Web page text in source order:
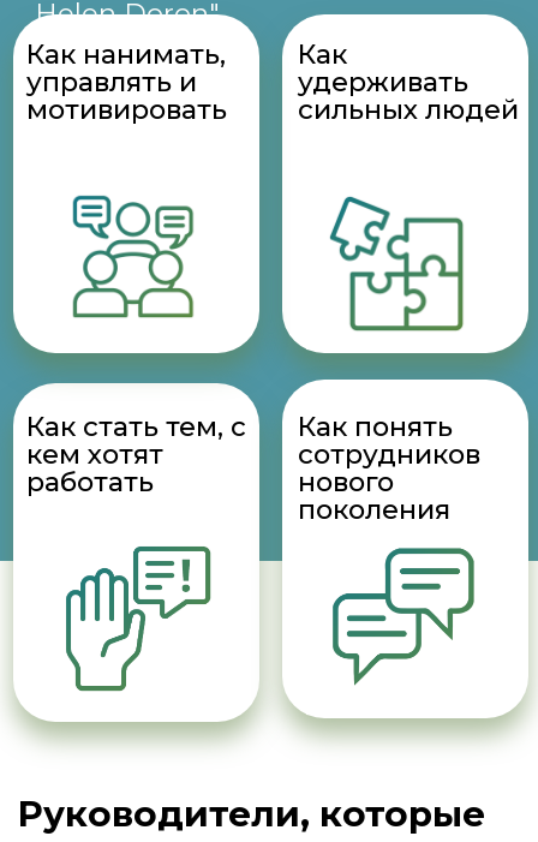
Руководители, которые
НЕ задумываются над
созданием системы
удержанием и найма
сильных сотрудников:
Вынуждены сталкиваться
с постоянной текучкой
кадров
Вовлечены в бизнес,
потому что приходится
новичков
Не растут и не имеют
возможностей
масштабироваться
Руководители,
систему удержания и
найма: